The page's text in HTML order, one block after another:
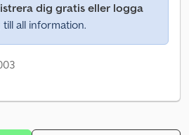
dig gratis eller logga
all information.